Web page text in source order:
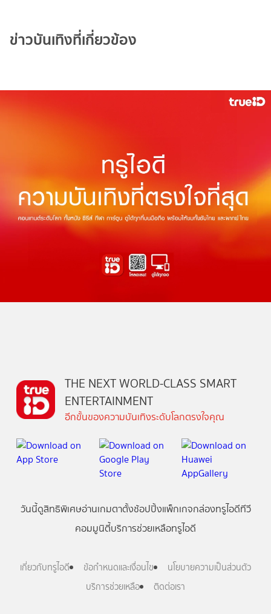
ข่าวบันเทิงที่เกี่ยวข้อง
THE NEXT WORLD-CLASS SMART
ENTERTAINMENT
อีกขั้นของความบันเทิงระดับโลกตรงใจคุณ
วันนี้ดูสิทธิพิเศษอ่านเกมตาตั้งช้อปปิ้งแพ็กเกจกล่องทรูไอดีทีวี
คอมมูนิตี้บริการช่วยเหลือทรูไอดี
เกี่ยวกับทรูไอดี ข้อกำหนดและเงื่อนไข
นโยบายความเป็นส่วนตัว
บริการช่วยเหลือ
ติดต่อเรา